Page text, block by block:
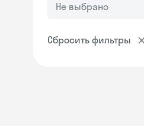
Не выбрано
Сбросить фильтры